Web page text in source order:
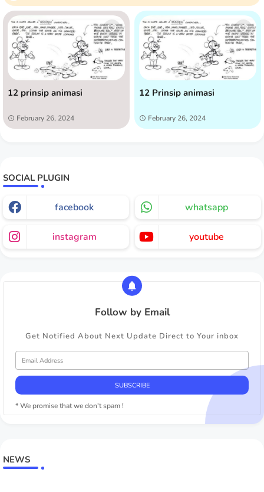
12 prinsip animasi
February 26, 2024
12 Prinsip animasi
February 26, 2024
SOCIAL PLUGIN
facebook whatsapp
instagram youtube
Follow by Email
Get Notified About Next Update Direct to Your inbox
* We promise that we don't spam !
NEWS